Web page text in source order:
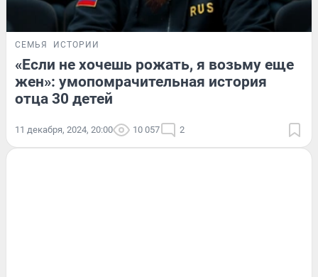
СЕМЬЯ ИСТОРИИ
«Если не хочешь рожать, я возьму еще
жен»: умопомрачительная история
отца 30 детей
11 декабря, 2024, 20:00 10 057 2